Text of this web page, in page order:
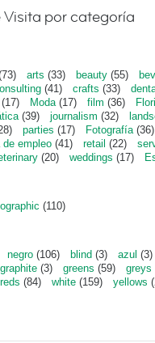
Visita por categoría
arts (33) beauty (55)
(41) crafts (33)
(17) Moda(17) film (36)
(39) journalism (32)
parties (17) Fotografía(36)
de empleo (41) retail (22)
(20) weddings (17)
(110)
negro (106) blind (3) azul (3)
graphite (3) greens (59) greys
reds (84) white (159) yellows